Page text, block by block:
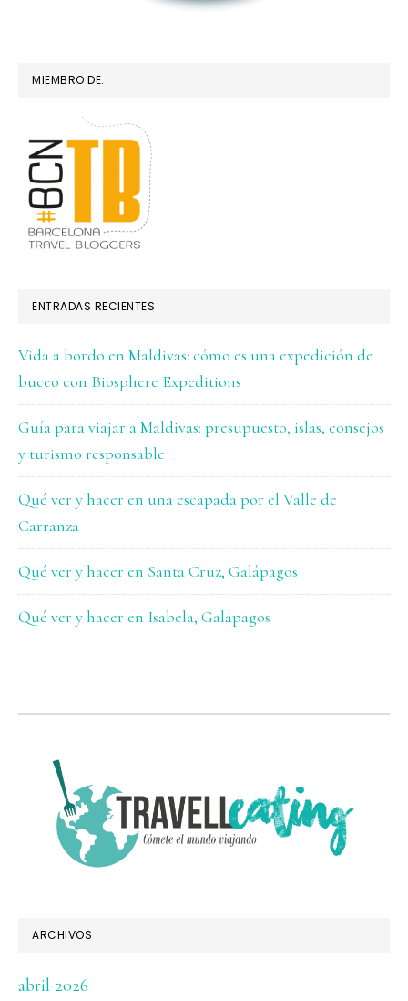
MIEMBRO DE:
ENTRADAS RECIENTES
Vida a bordo en Maldivas: cómo es una expedición de
buceo con Biosphere Expeditions
Guía para viajar a Maldivas: presupuesto, islas, consejos
y turismo responsable
Qué ver y hacer en una escapada por el Valle de
Carranza
Qué ver y hacer en Santa Cruz, Galápagos
Qué ver y hacer en Isabela, Galápagos
FOOTER
ARCHIVOS
abril 2026